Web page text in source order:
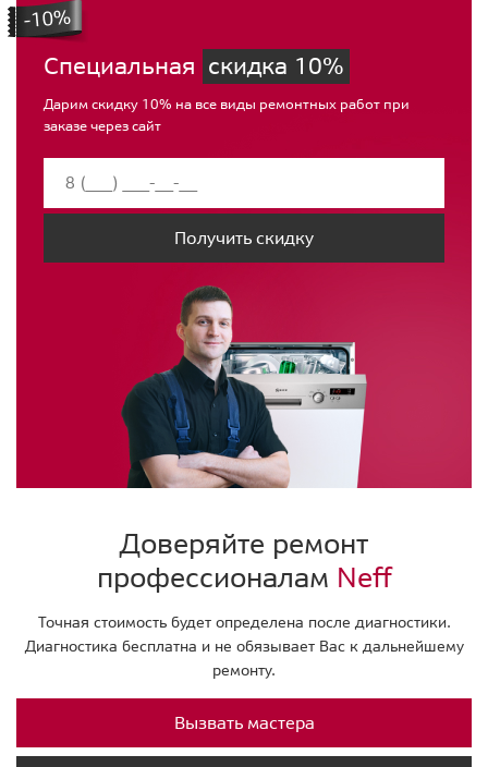
Специальная скидка 10%
Дарим скидку 10% на все виды ремонтных работ при
заказе через сайт
Получить скидку
Доверяйте ремонт
профессионалам Neff
Точная стоимость будет определена после диагностики.
Диагностика бесплатна и не обязывает Вас к дальнейшему
ремонту.
Вызвать мастера